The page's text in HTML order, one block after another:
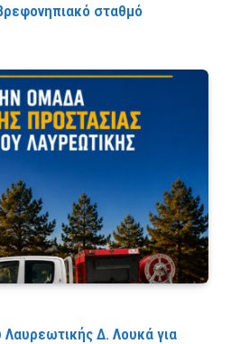
σταθμό
Δ. Λουκά για